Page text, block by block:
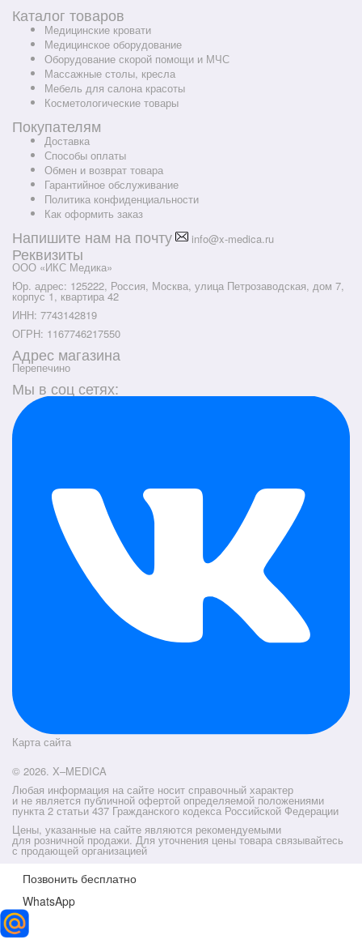
Каталог товаров
Медицинские кровати
Медицинское оборудование
Оборудование скорой помощи и МЧС
Массажные столы, кресла
Мебель для салона красоты
Косметологические товары
Покупателям
Доставка
Способы оплаты
Обмен и возврат товара
Гарантийное обслуживание
Политика конфиденциальности
Как оформить заказ
Напишите нам на почту info@x-medica.ru
Реквизиты
ООО «ИКС Медика»
Юр. адрес: 125222, Россия, Москва, улица Петрозаводская, дом 7,
корпус 1, квартира 42
ИНН: 7743142819
ОГРН: 1167746217550
Адрес магазина
Перепечино
Мы в соц сетях:
Карта сайта
© 2026. X–MEDICA
Любая информация на сайте носит справочный характер
и не является публичной офертой определяемой положениями
пункта 2 статьи 437 Гражданского кодекса Российской Федерации
Цены, указанные на сайте являются рекомендуемыми
для розничной продажи. Для уточнения цены товара связывайтесь
с продающей организацией
Позвонить бесплатно
WhatsApp